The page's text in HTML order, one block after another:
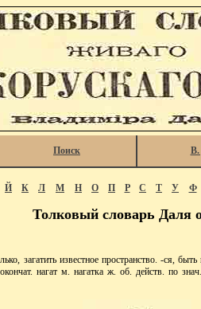
Поиск В.
Й К Л М Н О П Р С Т У Ф
Толковый словарь Даля
загатить известное пространство. -ся, быть
нагат м. нагатка ж. об. действ. по